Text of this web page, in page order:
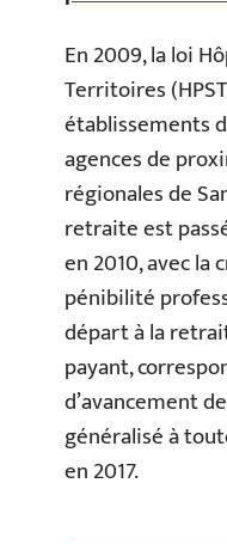
En 2009, la loi
Territoires
établissements
agences de
régionales de
retraite est
en 2010, avec la
pénibilité
départ à la
payant,
d’avancement
généralisé à
en 2017.